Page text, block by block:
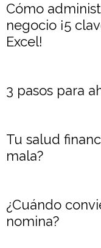
Cómo
negocio ¡5
Excel!
3 pasos para
Tu salud
mala?
¿Cuándo
nomina?